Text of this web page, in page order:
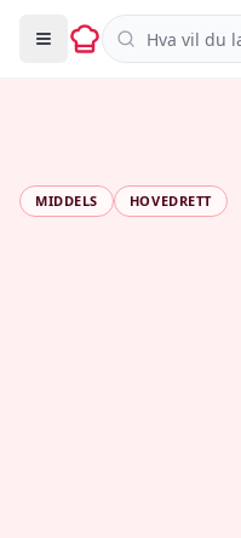
Søk i oppskrifter
MIDDELS HOVEDRETT